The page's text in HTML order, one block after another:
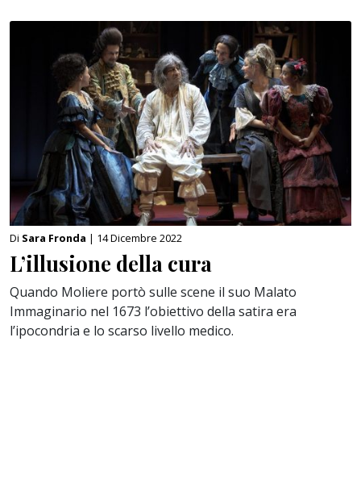
Di Sara Fronda | 14 Dicembre 2022
L’illusione della cura
Quando Moliere portò sulle scene il suo Malato
Immaginario nel 1673 l’obiettivo della satira era
l’ipocondria e lo scarso livello medico.